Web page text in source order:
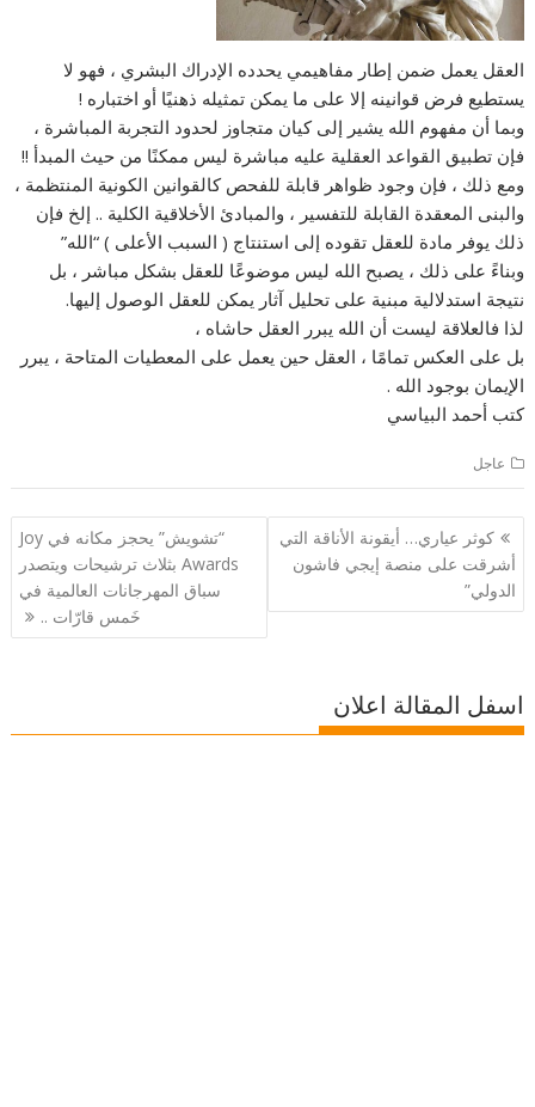
العقل يعمل ضمن إطار مفاهيمي يحدده الإدراك البشري ، فهو لا
يستطيع فرض قوانينه إلا على ما يمكن تمثيله ذهنيًا أو اختباره !
وبما أن مفهوم الله يشير إلى كيان متجاوز لحدود التجربة المباشرة ،
فإن تطبيق القواعد العقلية عليه مباشرة ليس ممكنًا من حيث المبدأ !!
ومع ذلك ، فإن وجود ظواهر قابلة للفحص كالقوانين الكونية المنتظمة ،
والبنى المعقدة القابلة للتفسير ، والمبادئ الأخلاقية الكلية .. إلخ فإن
ذلك يوفر مادة للعقل تقوده إلى استنتاج ( السبب الأعلى ) “الله”
وبناءً على ذلك ، يصبح الله ليس موضوعًا للعقل بشكل مباشر ، بل
نتيجة استدلالية مبنية على تحليل آثار يمكن للعقل الوصول إليها.
لذا فالعلاقة ليست أن الله يبرر العقل حاشاه ،
بل على العكس تمامًا ، العقل حين يعمل على المعطيات المتاحة ، يبرر
الإيمان بوجود الله .
كتب أحمد البياسي
عاجل
تصفّح
المقالات
كوثر عياري… أيقونة الأناقة التي
أشرقت على منصة إيجي فاشون
الدولي”
“تشويش” يحجز مكانه في Joy
Awards بثلاث ترشيحات ويتصدر
سباق المهرجانات العالمية في
خَمس قارّات ..
اسفل المقالة اعلان